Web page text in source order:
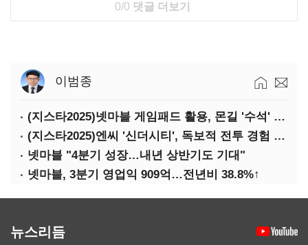
0/0 댓글 더보기
이범종
(지스타2025)넷마블 게임패드 활용, 몬길 '수석' 7대죄 '차석'
(지스타2025)엔씨 '신더시티', 독보적 전투 경험 필요
넷마블 "4분기 성장…내년 상반기도 기대"
넷마블, 3분기 영업익 909억…전년비 38.8%↑
뉴스리듬